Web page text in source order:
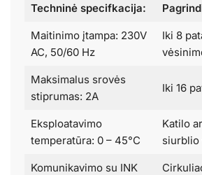
Techninė specifkacija:
Maitinimo įtampa: 230V
AC, 50/60 Hz
Iki 8
Maksimalus srovės
stiprumas: 2A
Iki 16
Eksploatavimo
temperatūra: 0 – 45°C
Katilo
siurblio
Komunikavimo su INK